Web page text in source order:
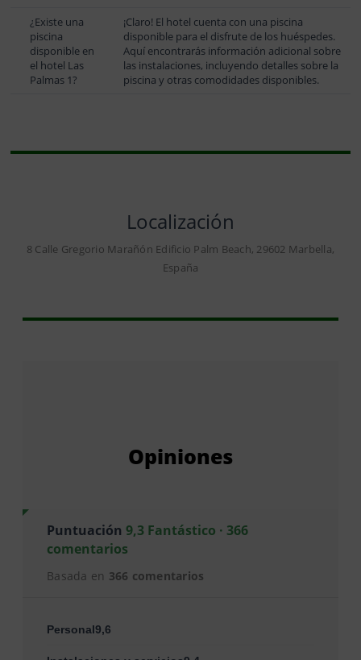
¿Existe una
piscina
disponible en
el hotel Las
Palmas 1?
¡Claro! El hotel cuenta con una piscina
disponible para el disfrute de los huéspedes.
Aquí encontrarás información adicional sobre
las instalaciones, incluyendo detalles sobre la
piscina y otras comodidades disponibles.
Localización
8 Calle Gregorio Marañón Edificio Palm Beach, 29602 Marbella,
España
Opiniones
Puntuación 9,3 Fantástico · 366
comentarios
Basada en 366 comentarios
Personal9,6